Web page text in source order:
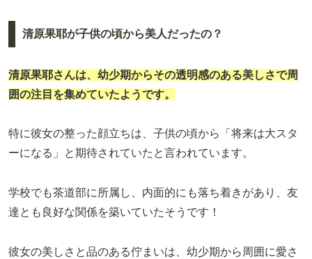
清原果耶が子供の頃から美人だったの？
清原果耶さんは、幼少期からその透明感のある美しさで周
囲の注目を集めていたようです。
特に彼女の整った顔立ちは、子供の頃から「将来は大スタ
ーになる」と期待されていたと言われています。
学校でも茶道部に所属し、内面的にも落ち着きがあり、友
達とも良好な関係を築いていたそうです！
彼女の美しさと品のある佇まいは、幼少期から周囲に愛さ